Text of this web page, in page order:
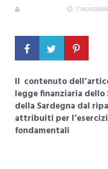
7
Il contenuto
legge finanziaria
della Sardegna dal
attribuiti per
fondamentali